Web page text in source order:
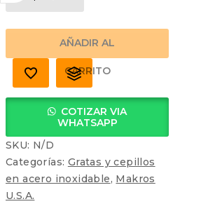
ESPIGO
cantidad
AÑADIR AL
CARRITO
COTIZAR VIA
WHATSAPP
SKU: N/D
Categorías: Gratas y cepillos
en acero inoxidable, Makros
U.S.A.